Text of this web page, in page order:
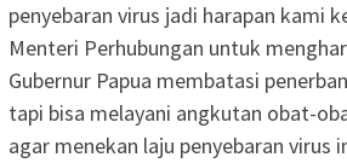
penyebaran virus jadi harapan kami
Menteri Perhubungan untuk
Gubernur Papua membatasi
tapi bisa melayani angkutan obat-
agar menekan laju penyebaran virus